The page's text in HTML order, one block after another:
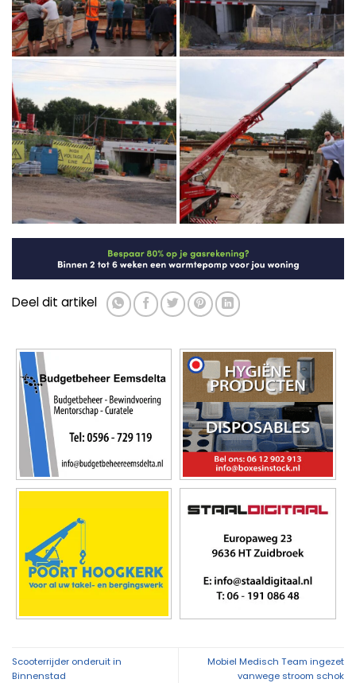
Deel dit artikel
Scooterrijder onderuit in
Binnenstad
Mobiel Medisch Team ingezet
vanwege stroom schok